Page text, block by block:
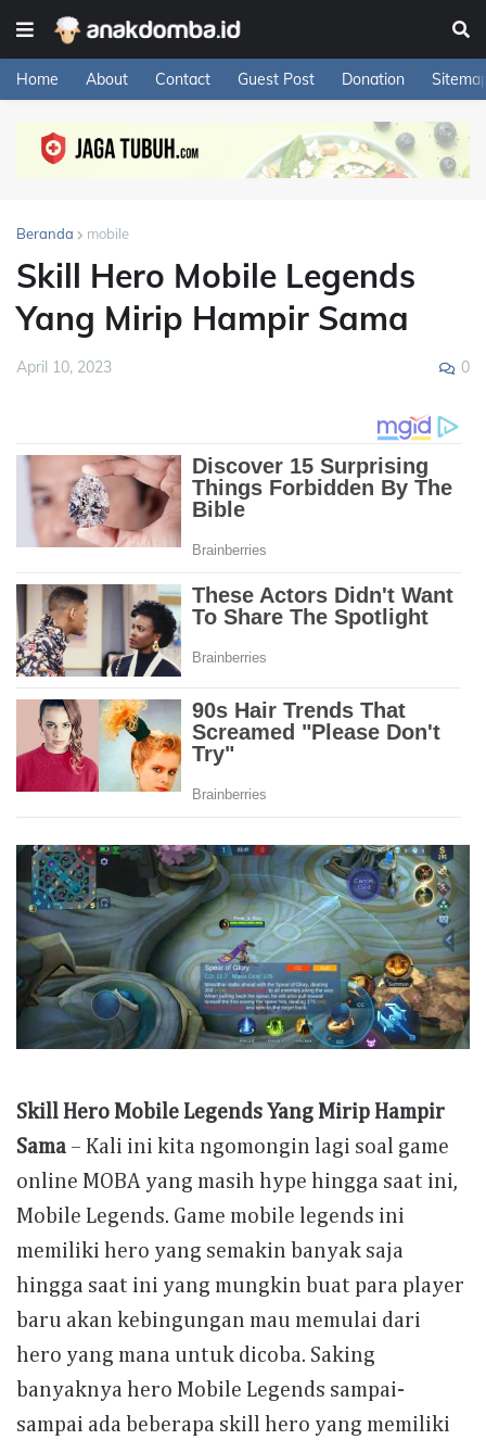
Home About Contact Guest Post Donation
Beranda mobile
Skill Hero Mobile Legends
Yang Mirip Hampir Sama
April 10, 2023 0
Skill Hero Mobile Legends Yang Mirip Hampir
Sama – Kali ini kita ngomongin lagi soal game
online MOBA yang masih hype hingga saat ini,
Mobile Legends. Game mobile legends ini
memiliki hero yang semakin banyak saja
hingga saat ini yang mungkin buat para player
baru akan kebingungan mau memulai dari
hero yang mana untuk dicoba. Saking
banyaknya hero Mobile Legends sampai-
sampai ada beberapa skill hero yang memiliki